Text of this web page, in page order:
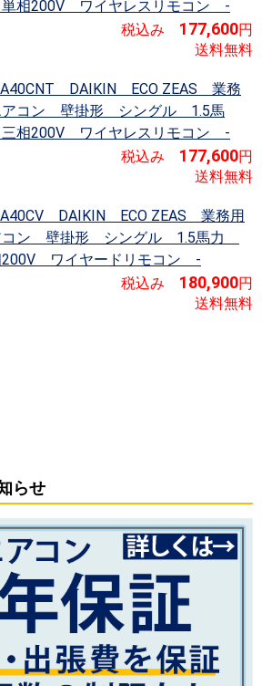
相200V ワイヤレスリモコン -
税込み 177,600円
送料無料
DAIKIN ECO ZEAS 業務
アコン 壁掛形 シングル 1.5馬
相200V ワイヤレスリモコン -
税込み 177,600円
送料無料
DAIKIN ECO ZEAS 業務用
コン 壁掛形 シングル 1.5馬力
200V ワイヤードリモコン -
税込み 180,900円
送料無料
らせ